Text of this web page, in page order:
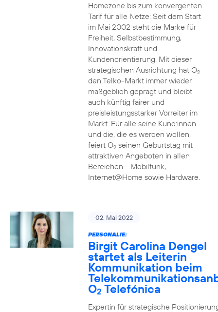
Homezone bis zum konvergenten
Tarif für alle Netze: Seit dem Start
im Mai 2002 steht die Marke für
Freiheit, Selbstbestimmung,
Innovationskraft und
Kundenorientierung. Mit dieser
strategischen Ausrichtung hat O2
den Telko-Markt immer wieder
maßgeblich geprägt und bleibt
auch künftig fairer und
preisleistungsstarker Vorreiter im
Markt. Für alle seine Kund:innen
und die, die es werden wollen,
feiert O2seinen Geburtstag mit
attraktiven Angeboten in allen
Bereichen - Mobilfunk,
Internet@Home sowie Hardware.
02. Mai 2022
PERSONALIE:
Birgit Carolina Dengel
startet als Leiterin
Kommunikation beim
O2 Telefónica
Expertin für strategische